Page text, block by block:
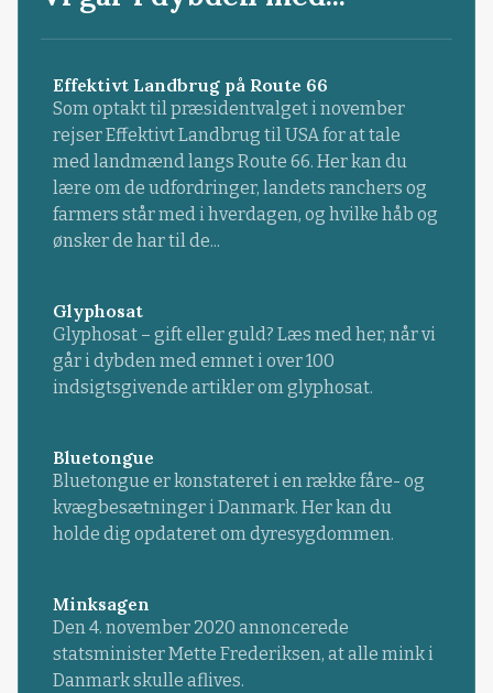
Effektivt Landbrug på Route 66
Som optakt til præsidentvalget i november
rejser Effektivt Landbrug til USA for at tale
med landmænd langs Route 66. Her kan du
lære om de udfordringer, landets ranchers og
farmers står med i hverdagen, og hvilke håb og
ønsker de har til de...
Glyphosat
Glyphosat – gift eller guld? Læs med her, når vi
går i dybden med emnet i over 100
indsigtsgivende artikler om glyphosat.
Bluetongue
Bluetongue er konstateret i en række fåre- og
kvægbesætninger i Danmark. Her kan du
holde dig opdateret om dyresygdommen.
Minksagen
Den 4. november 2020 annoncerede
statsminister Mette Frederiksen, at alle mink i
Danmark skulle aflives.